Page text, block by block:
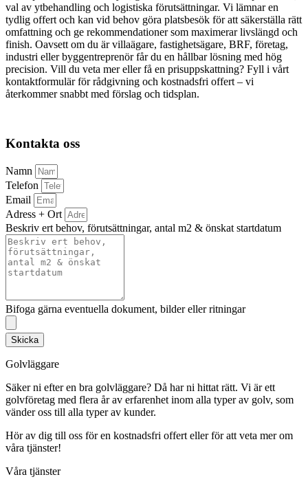
val av ytbehandling och logistiska förutsättningar. Vi lämnar en
tydlig offert och kan vid behov göra platsbesök för att säkerställa rätt
omfattning och ge rekommendationer som maximerar livslängd och
finish. Oavsett om du är villaägare, fastighetsägare, BRF, företag,
industri eller byggentreprenör får du en hållbar lösning med hög
precision. Vill du veta mer eller få en prisuppskattning? Fyll i vårt
kontaktformulär för rådgivning och kostnadsfri offert – vi
återkommer snabbt med förslag och tidsplan.
Kontakta oss
Namn
Telefon
Email
Adress + Ort
Beskriv ert behov, förutsättningar, antal m2 & önskat startdatum
Bifoga gärna eventuella dokument, bilder eller ritningar
Skicka
Golvläggare
Säker ni efter en bra golvläggare? Då har ni hittat rätt. Vi är ett
golvföretag med flera år av erfarenhet inom alla typer av golv, som
vänder oss till alla typer av kunder.
Hör av dig till oss för en kostnadsfri offert eller för att veta mer om
våra tjänster!
Våra tjänster